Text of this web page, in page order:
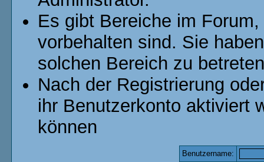
Es gibt Bereiche im
vorbehalten sind. Sie
solchen Bereich zu
Nach der Registrierung
ihr Benutzerkonto aktiviert
können
Benutzername: